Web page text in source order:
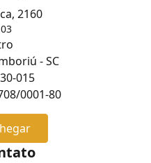
2160
- SC
015
0001-80